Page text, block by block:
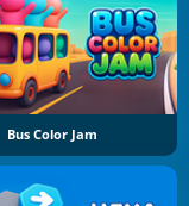
Bus Color Jam